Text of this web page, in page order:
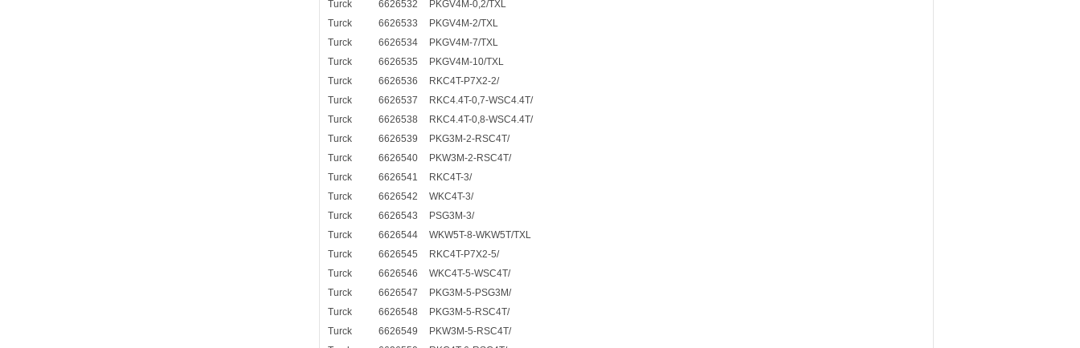
Turck
6626532
PKGV4M-0,2/TXL
Turck
6626533
PKGV4M-2/TXL
Turck
6626534
PKGV4M-7/TXL
Turck
6626535
PKGV4M-10/TXL
Turck
6626536
RKC4T-P7X2-2/
Turck
6626537
RKC4.4T-0,7-WSC4.4T/
Turck
6626538
RKC4.4T-0,8-WSC4.4T/
Turck
6626539
PKG3M-2-RSC4T/
Turck
6626540
PKW3M-2-RSC4T/
Turck
6626541
RKC4T-3/
Turck
6626542
WKC4T-3/
Turck
6626543
PSG3M-3/
Turck
6626544
WKW5T-8-WKW5T/TXL
Turck
6626545
RKC4T-P7X2-5/
Turck
6626546
WKC4T-5-WSC4T/
Turck
6626547
PKG3M-5-PSG3M/
Turck
6626548
PKG3M-5-RSC4T/
Turck
6626549
PKW3M-5-RSC4T/